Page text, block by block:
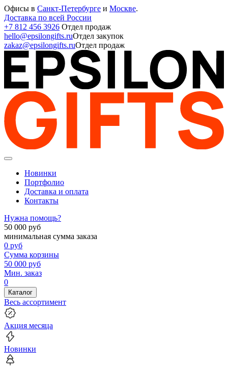
Офисы в Санкт-Петербурге и Москве.
Доставка по всей России
+7 812 456 3926 Отдел продаж
hello@epsilongifts.ruОтдел закупок
zakaz@epsilongifts.ruОтдел продаж
Новинки
Портфолио
Доставка и оплата
Контакты
Нужна помощь?
50 000 руб
минимальная сумма заказа
0 руб
Сумма корзины
50 000 руб
Мин. заказ
0
Каталог
Весь ассортимент
Акция месяца
Новинки